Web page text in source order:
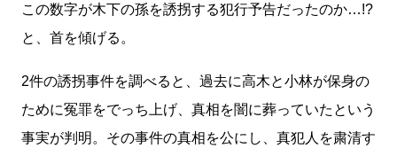
この数字が木下の孫を誘拐する犯行予告だったのか…!?
と、首を傾げる。
2件の誘拐事件を調べると、過去に高木と小林が保身の
ために冤罪をでっち上げ、真相を闇に葬っていたという
事実が判明。その事件の真相を公にし、真犯人を粛清す